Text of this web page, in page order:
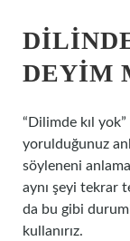
DEYIM
“Dilimde kıl
yorulduğunuz
söyleneni
aynı şeyi tekrar
da bu gibi
kullanırız.